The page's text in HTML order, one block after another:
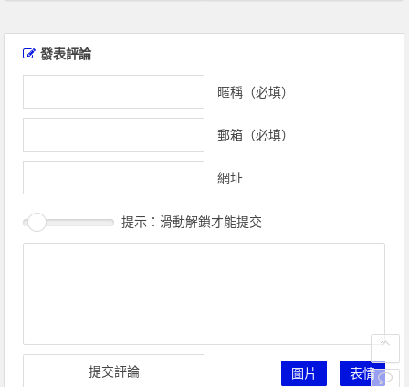
發表評論
暱稱（必填）
郵箱（必填）
網址
提示：滑動解鎖才能提交
圖片 表情